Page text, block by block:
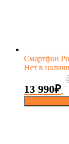
Смартфон
Нет в
13 990₽